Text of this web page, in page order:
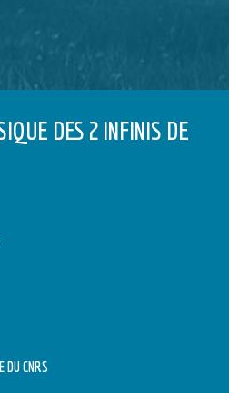
DES 2 INFINIS DE
DU CNRS